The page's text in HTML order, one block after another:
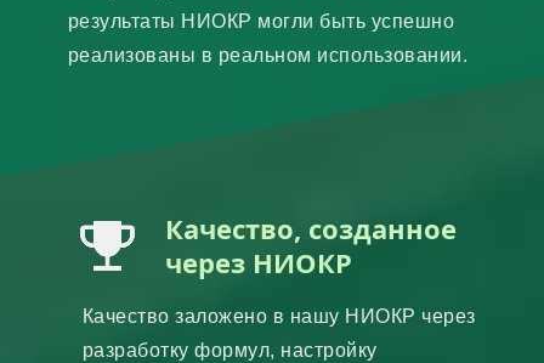
результаты НИОКР могли быть успешно
реализованы в реальном использовании.
Качество, созданное
через НИОКР
Качество заложено в нашу НИОКР через
разработку формул, настройку